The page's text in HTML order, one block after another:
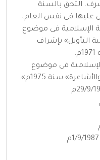
التحق بالسنة
1968م وحصل عليها فى نفس العام،
الإسلامية فى موضوع
التأويل» بإشراف
فى موضوع
سنة 1975م».